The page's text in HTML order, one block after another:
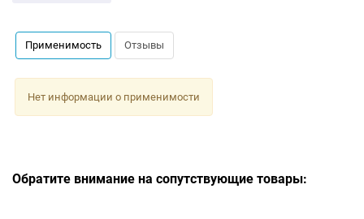
Применимость Отзывы
Нет информации о применимости
Обратите внимание на сопутствующие товары: